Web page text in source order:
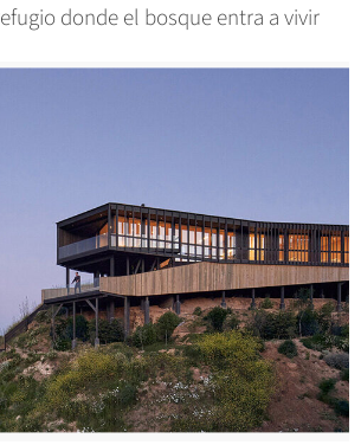
donde el bosque entra a vivir